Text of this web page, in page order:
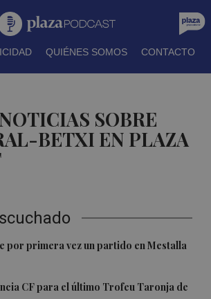
QUIÉNES SOMOS CONTACTO
SOBRE
BETXI EN PLAZA
por primera vez un partido en Mestalla
CF para el último Trofeu Taronja de